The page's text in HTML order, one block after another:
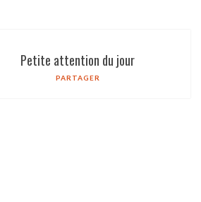
Petite attention du jour
PARTAGER